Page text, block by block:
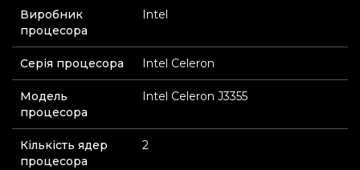
Виробник
процесора
Intel
Серія процесора Intel Celeron
Модель
процесора
Intel Celeron J3355
Кількість ядер
процесора
2